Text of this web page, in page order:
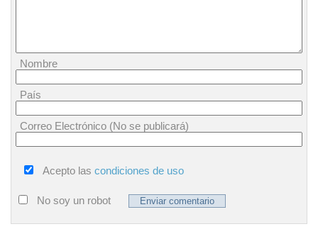
Nombre
País
Correo Electrónico (No se publicará)
Acepto las condiciones de uso
No soy un robot